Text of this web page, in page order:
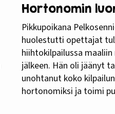
Hortonomin
Pikkupoikana
huolestutti opettajat
hiihtokilpailussa
jälkeen. Hän oli jäänyt
unohtanut koko
hortonomiksi ja toimi